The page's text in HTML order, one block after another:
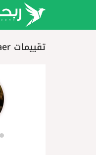
تقييمات Ali Elshaer